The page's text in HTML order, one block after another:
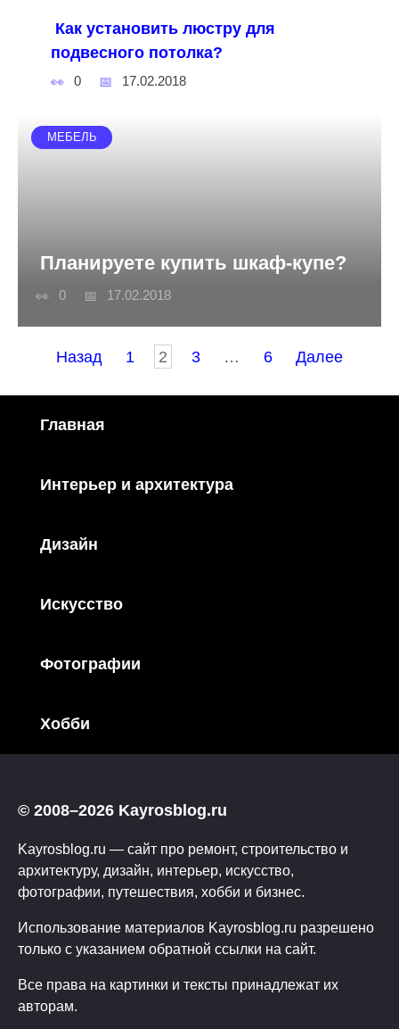
Как установить люстру для
подвесного потолка?
0 17.02.2018
МЕБЕЛЬ
Планируете купить шкаф-купе?
0 17.02.2018
Пагинация
Назад 1 2 3 … 6 Далее
Главная
Интерьер и архитектура
Дизайн
Искусство
Фотографии
Хобби
© 2008–2026 Kayrosblog.ru
Kayrosblog.ru — сайт про ремонт, строительство и
архитектуру, дизайн, интерьер, искусство,
фотографии, путешествия, хобби и бизнес.
Использование материалов Kayrosblog.ru разрешено
только с указанием обратной ссылки на сайт.
Все права на картинки и тексты принадлежат их
авторам.